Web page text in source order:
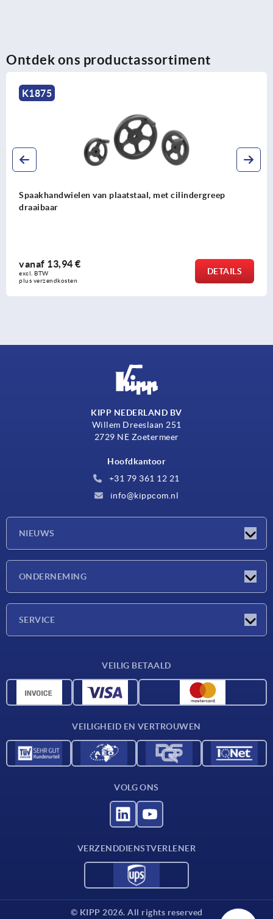
Ontdek ons productassortiment
K1875
Spaakhandwielen van plaatstaal, met cilindergreep
draaibaar
vanaf13,94 €
excl. BTW
plus verzendkosten
DETAILS
KIPP NEDERLAND BV
Willem Dreeslaan 251
2729 NE Zoetermeer
Hoofdkantoor
+31 79 361 12 21
info@kippcom.nl
NIEUWS
ONDERNEMING
SERVICE
CAD-gegevens
VEILIG BETAALD
VEILIGHEID EN VERTROUWEN
VOLG ONS
VERZENDDIENSTVERLENER
© KIPP 2026. All rights reserved